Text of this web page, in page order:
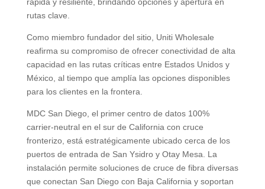
rutas clave.
Como miembro fundador del sitio, Uniti Wholesale
reafirma su compromiso de ofrecer conectividad de alta
capacidad en las rutas críticas entre Estados Unidos y
México, al tiempo que amplía las opciones disponibles
para los clientes en la frontera.
MDC San Diego, el primer centro de datos 100%
carrier-neutral en el sur de California con cruce
fronterizo, está estratégicamente ubicado cerca de los
puertos de entrada de San Ysidro y Otay Mesa. La
instalación permite soluciones de cruce de fibra diversas
que conectan San Diego con Baja California y soportan